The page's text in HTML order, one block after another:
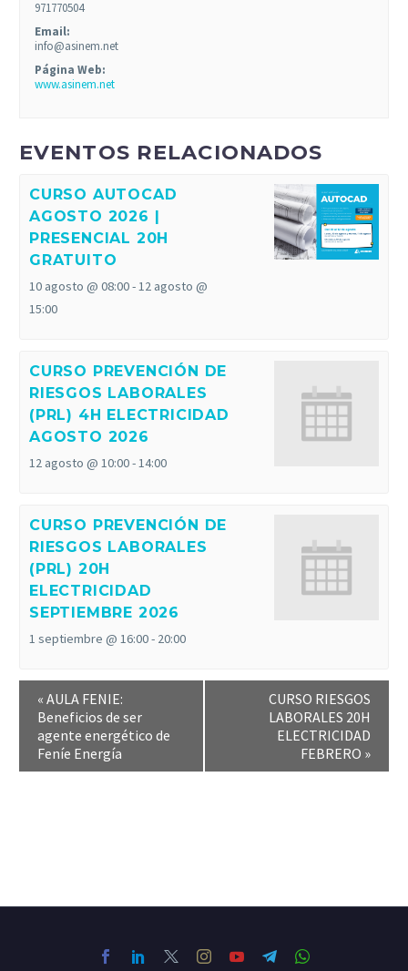
971770504
Email:
info@asinem.net
Página Web:
www.asinem.net
EVENTOS RELACIONADOS
CURSO AUTOCAD
AGOSTO 2026 |
PRESENCIAL 20H
GRATUITO
10 agosto @ 08:00-12 agosto @
15:00
CURSO PREVENCIÓN DE
RIESGOS LABORALES
(PRL) 4H ELECTRICIDAD
AGOSTO 2026
12 agosto @ 10:00-14:00
CURSO PREVENCIÓN DE
RIESGOS LABORALES
(PRL) 20H
ELECTRICIDAD
SEPTIEMBRE 2026
1 septiembre @ 16:00- 20:00
« AULA FENIE:
Beneficios de ser
agente energético de
Feníe Energía
CURSO RIESGOS
LABORALES 20H
ELECTRICIDAD
FEBRERO »